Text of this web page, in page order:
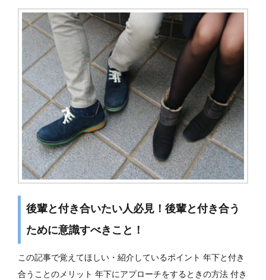
後輩と付き合いたい人必見！後輩と付き合う
ために意識すべきこと！
この記事で覚えてほしい・紹介しているポイント 年下と付き
合うことのメリット 年下にアプローチをするときの方法 付き